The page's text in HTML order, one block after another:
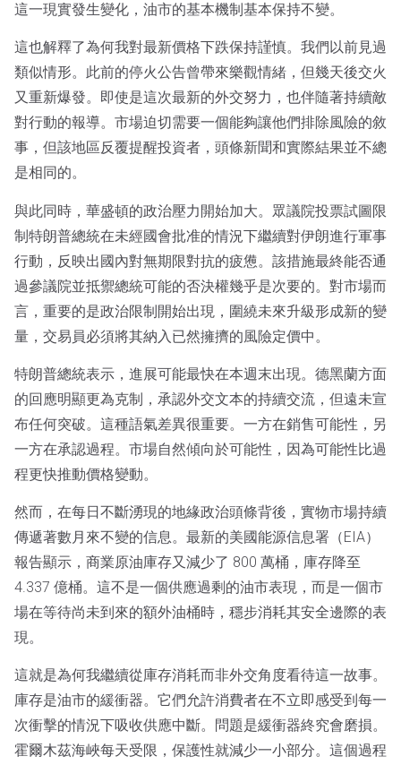
這一現實發生變化，油市的基本機制基本保持不變。
這也解釋了為何我對最新價格下跌保持謹慎。我們以前見過
類似情形。此前的停火公告曾帶來樂觀情緒，但幾天後交火
又重新爆發。即使是這次最新的外交努力，也伴隨著持續敵
對行動的報導。市場迫切需要一個能夠讓他們排除風險的敘
事，但該地區反覆提醒投資者，頭條新聞和實際結果並不總
是相同的。
與此同時，華盛頓的政治壓力開始加大。眾議院投票試圖限
制特朗普總統在未經國會批准的情況下繼續對伊朗進行軍事
行動，反映出國內對無期限對抗的疲憊。該措施最終能否通
過參議院並抵禦總統可能的否決權幾乎是次要的。對市場而
言，重要的是政治限制開始出現，圍繞未來升級形成新的變
量，交易員必須將其納入已然擁擠的風險定價中。
特朗普總統表示，進展可能最快在本週末出現。德黑蘭方面
的回應明顯更為克制，承認外交文本的持續交流，但遠未宣
布任何突破。這種語氣差異很重要。一方在銷售可能性，另
一方在承認過程。市場自然傾向於可能性，因為可能性比過
程更快推動價格變動。
然而，在每日不斷湧現的地緣政治頭條背後，實物市場持續
傳遞著數月來不變的信息。最新的美國能源信息署（EIA）
報告顯示，商業原油庫存又減少了 800 萬桶，庫存降至
4.337 億桶。這不是一個供應過剩的油市表現，而是一個市
場在等待尚未到來的額外油桶時，穩步消耗其安全邊際的表
現。
這就是為何我繼續從庫存消耗而非外交角度看待這一故事。
庫存是油市的緩衝器。它們允許消費者在不立即感受到每一
次衝擊的情況下吸收供應中斷。問題是緩衝器終究會磨損。
霍爾木茲海峽每天受限，保護性就減少一小部分。這個過程